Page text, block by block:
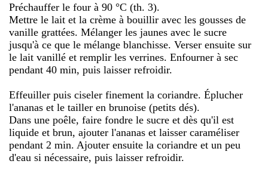
Préchauffer le four à 90 °C (th. 3).
Mettre le lait et la crème à bouillir avec les gousses de
vanille grattées. Mélanger les jaunes avec le sucre
jusqu'à ce que le mélange blanchisse. Verser ensuite sur
le lait vanillé et remplir les verrines. Enfourner à sec
pendant 40 min, puis laisser refroidir.
Effeuiller puis ciseler finement la coriandre. Éplucher
l'ananas et le tailler en brunoise (petits dés).
Dans une poêle, faire fondre le sucre et dès qu'il est
liquide et brun, ajouter l'ananas et laisser caraméliser
pendant 2 min. Ajouter ensuite la coriandre et un peu
d'eau si nécessaire, puis laisser refroidir.